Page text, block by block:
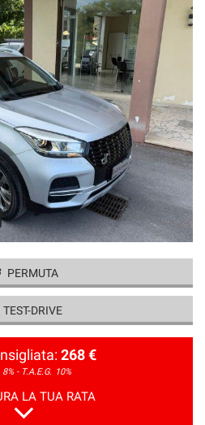
PERMUTA
TEST-DRIVE
268 €
- T.A.E.G. 10%
LA TUA RATA